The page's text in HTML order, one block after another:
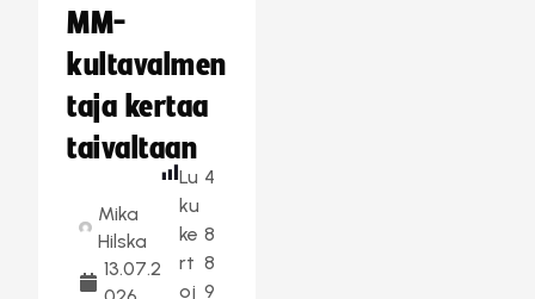
MM-
kultavalmen
taja kertaa
taivaltaan
Mika
Hilska
13.07.2
Lu
ku
ke
rt
oj
4
8
8
9